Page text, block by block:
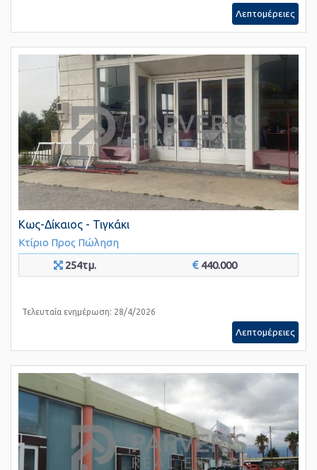
Λεπτομέρειες
Κως-Δίκαιος - Τιγκάκι
Κτίριο Προς Πώληση
254τμ.
440.000
Τελευταία ενημέρωση: 28/4/2026
Λεπτομέρειες